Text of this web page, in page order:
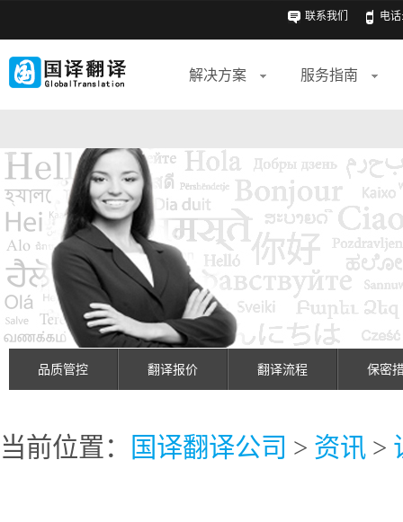
联系我们 电话
解决方案 服务指南
品质管控 翻译报价 翻译流程 保密
当前位置： 国译翻译公司 > 资讯 >